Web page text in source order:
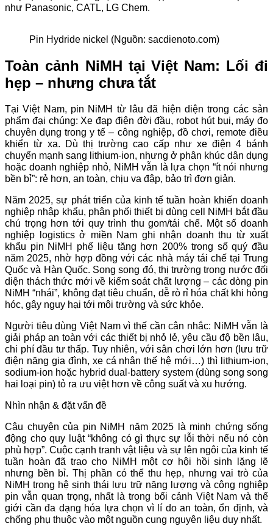
như Panasonic, CATL, LG Chem.
Pin Hydride nickel (Nguồn: sacdienoto.com)
Toàn cảnh NiMH tại Việt Nam: Lối đi
hẹp – nhưng chưa tắt
Tại Việt Nam, pin NiMH từ lâu đã hiện diện trong các sản
phẩm đại chúng: Xe đạp điện đời đầu, robot hút bụi, máy đo
chuyên dụng trong y tế – công nghiệp, đồ chơi, remote điều
khiển từ xa. Dù thị trường cao cấp như xe điện 4 bánh
chuyển mạnh sang lithium-ion, nhưng ở phân khúc dân dụng
hoặc doanh nghiệp nhỏ, NiMH vẫn là lựa chọn “ít nói nhưng
bền bỉ”: rẻ hơn, an toàn, chịu va đập, bảo trì đơn giản.
Năm 2025, sự phát triển của kinh tế tuần hoàn khiến doanh
nghiệp nhập khẩu, phân phối thiết bị dùng cell NiMH bắt đầu
chú trọng hơn tới quy trình thu gom/tái chế. Một số doanh
nghiệp logistics ở miền Nam ghi nhận doanh thu từ xuất
khẩu pin NiMH phế liệu tăng hơn 200% trong số quý đầu
năm 2025, nhờ hợp đồng với các nhà máy tái chế tại Trung
Quốc và Hàn Quốc. Song song đó, thị trường trong nước đối
diện thách thức mới về kiểm soát chất lượng – các dòng pin
NiMH “nhái”, không đạt tiêu chuẩn, dễ rò rỉ hóa chất khi hỏng
hóc, gây nguy hại tới môi trường và sức khỏe.
Người tiêu dùng Việt Nam vì thế cần cân nhắc: NiMH vẫn là
giải pháp an toàn với các thiết bị nhỏ lẻ, yêu cầu độ bền lâu,
chi phí đầu tư thấp. Tuy nhiên, với sân chơi lớn hơn (lưu trữ
điện năng gia đình, xe cá nhân thế hệ mới…) thì lithium-ion,
sodium-ion hoặc hybrid dual-battery system (dùng song song
hai loại pin) tỏ ra ưu việt hơn về công suất và xu hướng.
Nhìn nhận & đặt vấn đề
Câu chuyện của pin NiMH năm 2025 là minh chứng sống
động cho quy luật “không có gì thực sự lỗi thời nếu nó còn
phù hợp”. Cuộc cạnh tranh vật liệu và sự lên ngôi của kinh tế
tuần hoàn đã trao cho NiMH một cơ hội hồi sinh lặng lẽ
nhưng bền bỉ. Thị phần có thể thu hẹp, nhưng vai trò của
NiMH trong hệ sinh thái lưu trữ năng lượng và công nghiệp
pin vẫn quan trọng, nhất là trong bối cảnh Việt Nam và thế
giới cần đa dạng hóa lựa chọn vì lí do an toàn, ổn định, và
chống phụ thuộc vào một nguồn cung nguyên liệu duy nhất.